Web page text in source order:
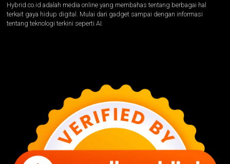
Hybrid.co.id adalah media online yang membahas tentang berbagai hal
terkait gaya hidup digital. Mulai dari gadget sampai dengan informasi
tentang teknologi terkini seperti AI.